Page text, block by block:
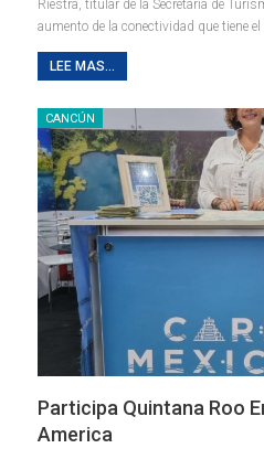
Riestra, titular de la Secretaría de
aumento de la conectividad que tiene el
LEE MAS...
CANCÚN
Participa Quintana Roo
America